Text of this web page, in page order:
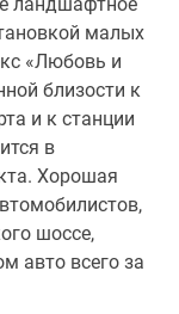
малых
«Любовь и
близости к
и к станции
в
Хорошая
шоссе,
авто всего за